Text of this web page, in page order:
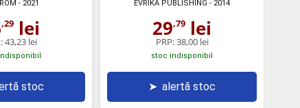
- 2021
,29 lei
43,23 lei
stoc
EVRIKA PUBLISHING - 2014
29,79 lei
PRP:38,00 lei
stoc indisponibil
➤ alertă stoc